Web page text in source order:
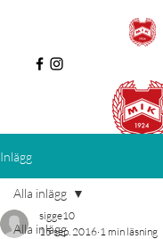
Inlägg
Alla inlägg
Alla inlägg
sigge10
15 sep. 2016 1 min läsning